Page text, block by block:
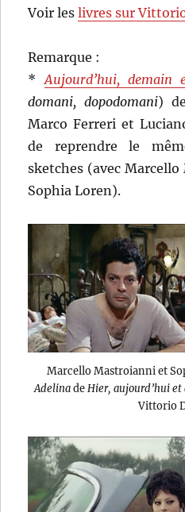
Voir leslivres sur
Remarque :
*Aujourd’hui, demain
domani, dopodomani)
Marco Ferreri et
de reprendre le
sketches (avec
Sophia Loren).
Marcello Mastroianni et
Adelinade Hier, aujourd’hui
Vittorio